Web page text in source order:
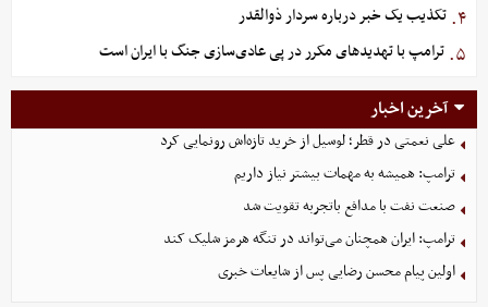
۴. تکذیب یک خبر درباره سردار ذوالقدر
۵. ترامپ با تهدیدهای مکرر در پی عادی‌سازی جنگ با ایران است
آخرین اخبار
علی نعمتی در قطر؛ لوسیل از خرید تازه‌اش رونمایی کرد
ترامپ: همیشه به مهمات بیشتر نیاز داریم
صنعت نفت با مدافع باتجربه تقویت شد
ترامپ: ایران همچنان می‌تواند در تنگه هرمز شلیک کند
اولین پیام محسن رضایی پس از شایعات خبری